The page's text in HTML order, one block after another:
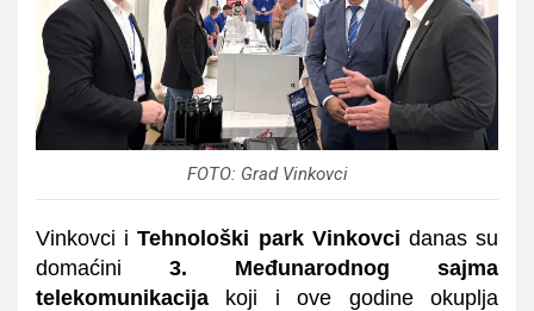
FOTO: Grad Vinkovci
Vinkovci iTehnološki park Vinkovci danas su
domaćini 3. Međunarodnog sajma
telekomunikacija koji i ove godine okuplja